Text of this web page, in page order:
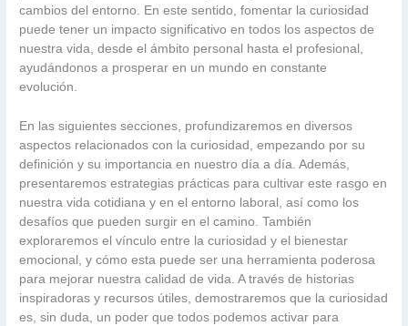
cambios del entorno. En este sentido, fomentar la curiosidad
puede tener un impacto significativo en todos los aspectos de
nuestra vida, desde el ámbito personal hasta el profesional,
ayudándonos a prosperar en un mundo en constante
evolución.
En las siguientes secciones, profundizaremos en diversos
aspectos relacionados con la curiosidad, empezando por su
definición y su importancia en nuestro día a día. Además,
presentaremos estrategias prácticas para cultivar este rasgo en
nuestra vida cotidiana y en el entorno laboral, así como los
desafíos que pueden surgir en el camino. También
exploraremos el vínculo entre la curiosidad y el bienestar
emocional, y cómo esta puede ser una herramienta poderosa
para mejorar nuestra calidad de vida. A través de historias
inspiradoras y recursos útiles, demostraremos que la curiosidad
es, sin duda, un poder que todos podemos activar para